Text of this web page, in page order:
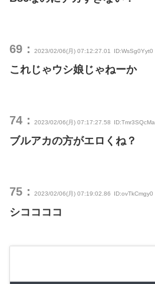
69： 2023/02/06(月) 07:12:27.01 ID:WsSg0Yyt0
これじゃウシ娘じゃねーか
74： 2023/02/06(月) 07:17:27.58 ID:Tmr3SQcMa
ブルアカの方がエロくね？
75： 2023/02/06(月) 07:19:02.86 ID:ovTkCmgy0
シココココ